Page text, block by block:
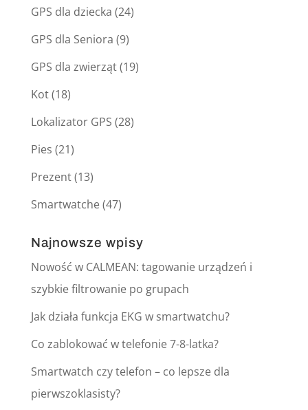
GPS dla dziecka (24)
GPS dla Seniora (9)
GPS dla zwierząt(19)
Kot(18)
Lokalizator GPS (28)
Pies (21)
Prezent(13)
Smartwatche(47)
Najnowsze wpisy
Nowość w CALMEAN: tagowanie urządzeń i
szybkie filtrowanie po grupach
Jak działa funkcja EKG w smartwatchu?
Co zablokować w telefonie 7-8-latka?
Smartwatch czy telefon – co lepsze dla
pierwszoklasisty?